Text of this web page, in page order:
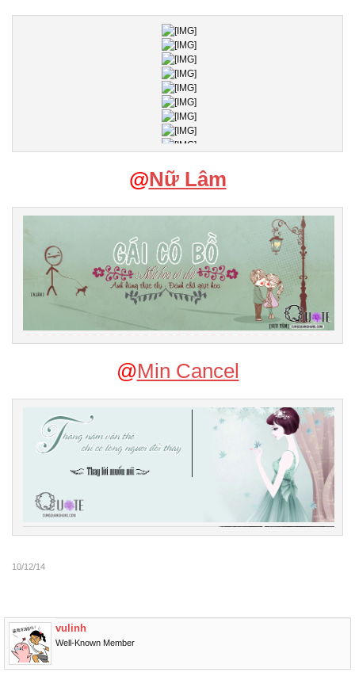
@Nữ Lâm
@Min Cancel
10/12/14
vulinh
Well-Known Member